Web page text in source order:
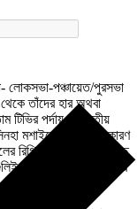
লোকসভা-পঞ্চায়েত/পুরসভা
তাঁদের হার অথবা
টিভির পর্দায়। ভারতীয়
মশাইকে। তিনি কি কারণ
তত্ত্ব, মানুষের কাছে
বলতেন — কিন্তু আমার